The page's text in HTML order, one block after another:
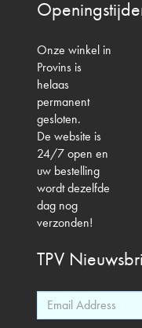
Onze winkel in
Provins is
helaas
permanent
gesloten.
De website is
24/7 open en
uw bestelling
wordt dezelfde
dag nog
verzonden!
TPV